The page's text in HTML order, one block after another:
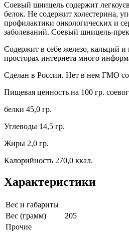
Соевый шницель содержит
белок. Не содержит холестерина,
профилактики онкологических и
заболеваний. Соевый шницель-
Содержит в себе железо, кальций и
просторах интернета много
Сделан в России. Нет в нем ГМО
Пищевая ценность на 100 гр.
белки 45,0 гр.
Углеводы 14,5 гр.
Жиры 2,0 гр.
Калорийность 270,0 ккал.
Характеристики
Вес и габариты
Вес (грамм)
205
Прочие